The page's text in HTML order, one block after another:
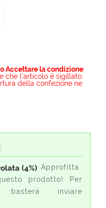
Accettare la condizione:
che l'articolo è sigillato
della confezione ne
(4%) Approfitta
prodotto! Per
inviare